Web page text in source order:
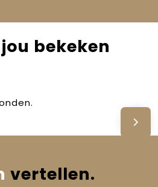
bekeken
vertellen.